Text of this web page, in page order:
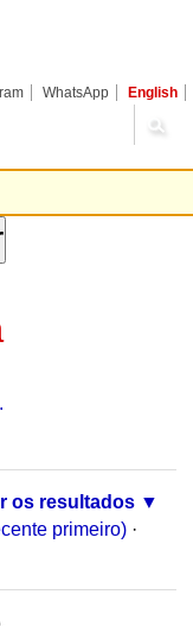
WhatsApp English
os resultados
primeiro) ·